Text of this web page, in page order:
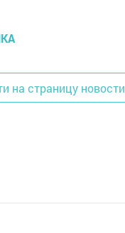
на страницу новости